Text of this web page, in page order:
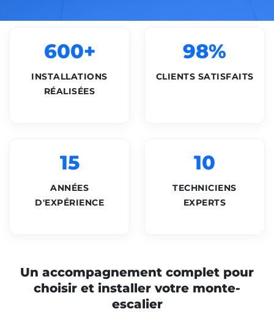
600+
INSTALLATIONS
RÉALISÉES
98%
CLIENTS SATISFAITS
15
ANNÉES
D'EXPÉRIENCE
10
TECHNICIENS
EXPERTS
Un accompagnement complet pour
choisir et installer votre monte-
escalier